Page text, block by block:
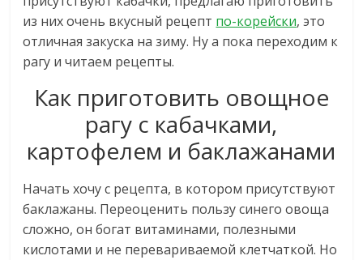
из них очень вкусный рецепт по-корейски, это
отличная закуска на зиму. Ну а пока переходим к
рагу и читаем рецепты.
Как приготовить овощное
рагу с кабачками,
картофелем и баклажанами
Начать хочу с рецепта, в котором присутствуют
баклажаны. Переоценить пользу синего овоща
сложно, он богат витаминами, полезными
кислотами и не перевариваемой клетчаткой. Но